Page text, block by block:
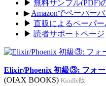
▶ 無料サンプル(PDF)
▶ Amazonでペーパー
▶ 直販によるペーパ
▶ 読者サポートページ
Elixir/Phoenix 初級③: フォ
(OIAX BOOKS) Kindle版